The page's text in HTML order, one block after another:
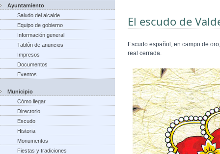
Ayuntamiento
Saludo del alcalde
Equipo de gobierno
Información general
Tablón de anuncios
Impresos
Documentos
Eventos
Municipio
Cómo llegar
Directorio
Escudo
Historia
Monumentos
Fiestas y tradiciones
El escudo de
Escudo español, en campo de
real cerrada.